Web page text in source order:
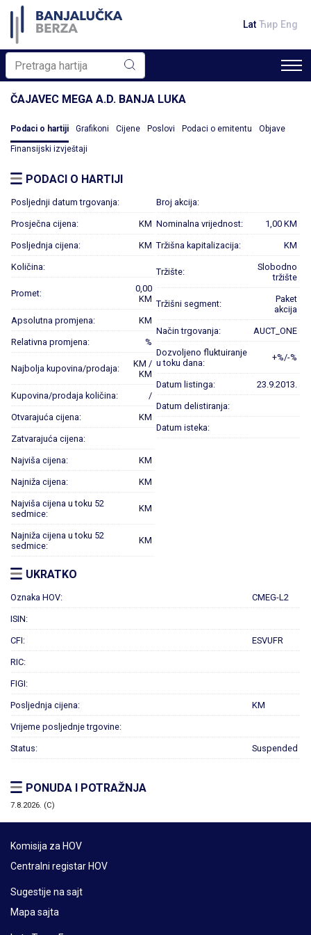
Lat Ћир Eng
ČAJAVEC MEGA A.D. BANJA LUKA
Podaci o hartiji Grafikoni Cijene Poslovi Podaci o emitentu Objave
Finansijski izvještaji
PODACI O HARTIJI
Posljednji datum trgovanja:
Prosječna cijena: KM
Posljednja cijena: KM
Količina:
Promet:
0,00
KM
Apsolutna promjena: KM
Relativna promjena: %
Najbolja kupovina/prodaja:
KM /
KM
Kupovina/prodaja količina: /
Otvarajuća cijena: KM
Zatvarajuća cijena:
Najviša cijena: KM
Najniža cijena: KM
Najviša cijena u toku 52
sedmice:
KM
Najniža cijena u toku 52
sedmice:
KM
Broj akcija:
Nominalna vrijednost: 1,00 KM
Tržišna kapitalizacija: KM
Tržište:
Slobodno
tržište
Tržišni segment:
Paket
akcija
Način trgovanja: AUCT_ONE
Dozvoljeno fluktuiranje
u toku dana:
+%/-%
Datum listinga: 23.9.2013.
Datum delistiranja:
Datum isteka:
UKRATKO
Oznaka HOV: CMEG-L2
ISIN:
CFI: ESVUFR
RIC:
FIGI:
Posljednja cijena: KM
Vrijeme posljednje trgovine:
Status: Suspended
PONUDA I POTRAŽNJA
7.8.2026. (C)
Komisija za HOV
Centralni registar HOV
Sugestije na sajt
Mapa sajta